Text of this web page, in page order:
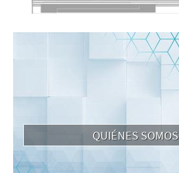
QUIÉNES SOMOS